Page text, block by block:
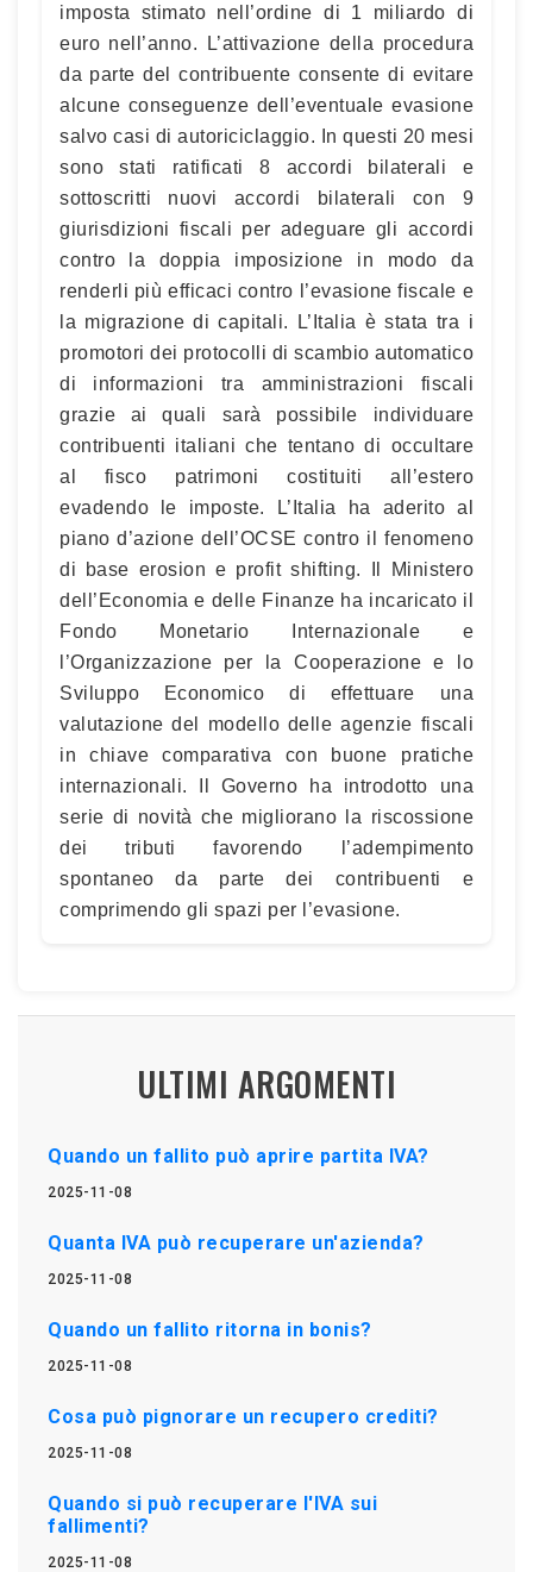
imposta stimato nell’ordine di 1 miliardo di
euro nell’anno. L’attivazione della procedura
da parte del contribuente consente di evitare
alcune conseguenze dell’eventuale evasione
salvo casi di autoriciclaggio. In questi 20 mesi
sono stati ratificati 8 accordi bilaterali e
sottoscritti nuovi accordi bilaterali con 9
giurisdizioni fiscali per adeguare gli accordi
contro la doppia imposizione in modo da
renderli più efficaci contro l’evasione fiscale e
la migrazione di capitali. L’Italia è stata tra i
promotori dei protocolli di scambio automatico
di informazioni tra amministrazioni fiscali
grazie ai quali sarà possibile individuare
contribuenti italiani che tentano di occultare
al fisco patrimoni costituiti all’estero
evadendo le imposte. L’Italia ha aderito al
piano d’azione dell’OCSE contro il fenomeno
di base erosion e profit shifting. Il Ministero
dell’Economia e delle Finanze ha incaricato il
Fondo Monetario Internazionale e
l’Organizzazione per la Cooperazione e lo
Sviluppo Economico di effettuare una
valutazione del modello delle agenzie fiscali
in chiave comparativa con buone pratiche
internazionali. Il Governo ha introdotto una
serie di novità che migliorano la riscossione
dei tributi favorendo l’adempimento
spontaneo da parte dei contribuenti e
comprimendo gli spazi per l’evasione.
ULTIMI ARGOMENTI
Quando un fallito può aprire partita IVA?
2025-11-08
Quanta IVA può recuperare un'azienda?
2025-11-08
Quando un fallito ritorna in bonis?
2025-11-08
Cosa può pignorare un recupero crediti?
2025-11-08
Quando si può recuperare l'IVA sui
fallimenti?
2025-11-08